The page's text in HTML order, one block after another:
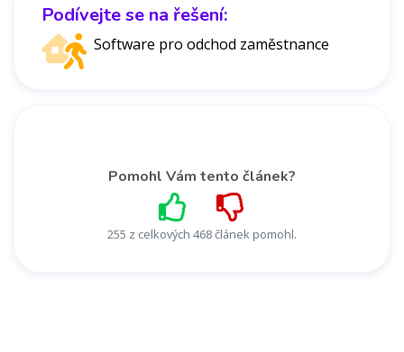
Podívejte se na řešení:
Software pro odchod zaměstnance
Pomohl Vám tento článek?
255 z celkových 468 článek pomohl.